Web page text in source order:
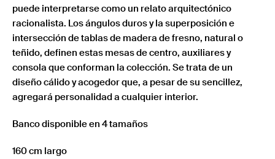
puede interpretarse como un relato arquitectónico
racionalista. Los ángulos duros y la superposición e
intersección de tablas de madera de fresno, natural o
teñido, definen estas mesas de centro, auxiliares y
consola que conforman la colección. Se trata de un
diseño cálido y acogedor que, a pesar de su sencillez,
agregará personalidad a cualquier interior.
Banco disponible en 4 tamaños
160 cm largo